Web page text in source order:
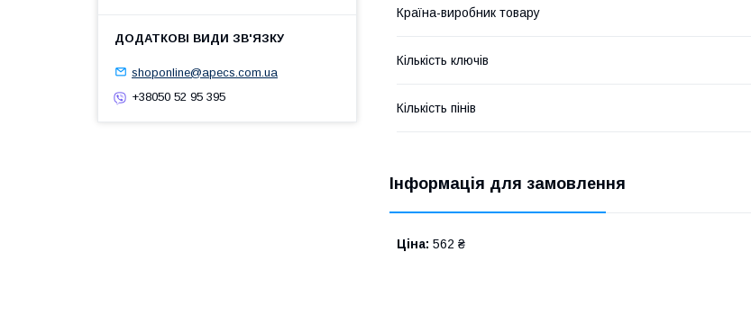
Країна-виробник товару
Кількість ключів
Кількість пінів
Інформація для замовлення
Ціна: 562 ₴
shoponline@apecs.com.ua
+38050 52 95 395